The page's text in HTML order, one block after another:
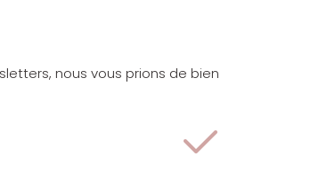
nous vous prions de bien